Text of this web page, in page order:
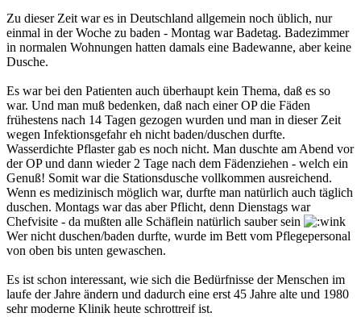
Zu dieser Zeit war es in Deutschland allgemein noch üblich, nur
einmal in der Woche zu baden - Montag war Badetag. Badezimmer
in normalen Wohnungen hatten damals eine Badewanne, aber keine
Dusche.
Es war bei den Patienten auch überhaupt kein Thema, daß es so
war. Und man muß bedenken, daß nach einer OP die Fäden
frühestens nach 14 Tagen gezogen wurden und man in dieser Zeit
wegen Infektionsgefahr eh nicht baden/duschen durfte.
Wasserdichte Pflaster gab es noch nicht. Man duschte am Abend vor
der OP und dann wieder 2 Tage nach dem Fädenziehen - welch ein
Genuß! Somit war die Stationsdusche vollkommen ausreichend.
Wenn es medizinisch möglich war, durfte man natürlich auch täglich
duschen. Montags war das aber Pflicht, denn Dienstags war
Chefvisite - da mußten alle Schäflein natürlich sauber sein
Wer nicht duschen/baden durfte, wurde im Bett vom Pflegepersonal
von oben bis unten gewaschen.
Es ist schon interessant, wie sich die Bedürfnisse der Menschen im
laufe der Jahre ändern und dadurch eine erst 45 Jahre alte und 1980
sehr moderne Klinik heute schrottreif ist.